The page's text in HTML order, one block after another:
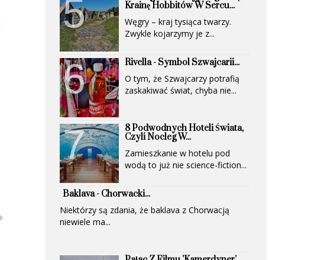
Krainę Hobbitów W Sercu...
Węgry – kraj tysiąca twarzy.
Zwykle kojarzymy je z...
Rivella - Symbol Szwajcarii...
O tym, że Szwajcarzy potrafią
zaskakiwać świat, chyba nie...
8 Podwodnych Hoteli Świata,
Czyli Nocleg W...
Zamieszkanie w hotelu pod
wodą to już nie science-fiction...
Baklava - Chorwacki...
Niektórzy są zdania, że baklava z Chorwacją
niewiele ma...